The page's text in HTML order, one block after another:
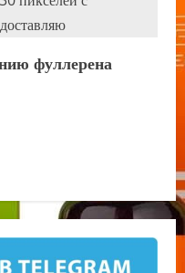
фуллерена